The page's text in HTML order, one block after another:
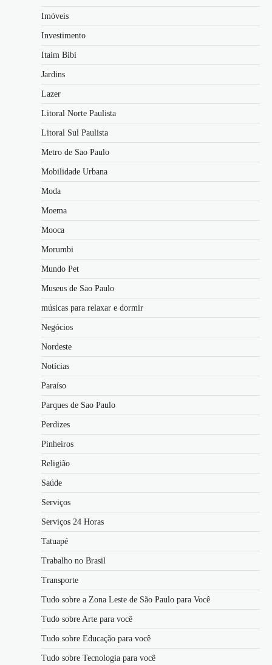
Imóveis
Investimento
Itaim Bibi
Jardins
Lazer
Litoral Norte Paulista
Litoral Sul Paulista
Metro de Sao Paulo
Mobilidade Urbana
Moda
Moema
Mooca
Morumbi
Mundo Pet
Museus de Sao Paulo
músicas para relaxar e dormir
Negócios
Nordeste
Notícias
Paraíso
Parques de Sao Paulo
Perdizes
Pinheiros
Religião
Saúde
Serviços
Serviços 24 Horas
Tatuapé
Trabalho no Brasil
Transporte
Tudo sobre a Zona Leste de São Paulo para Você
Tudo sobre Arte para você
Tudo sobre Educação para você
Tudo sobre Tecnologia para você